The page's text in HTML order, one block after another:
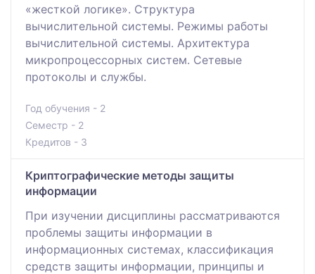
«жесткой логике». Структура
вычислительной системы. Режимы работы
вычислительной системы. Архитектура
микропроцессорных систем. Сетевые
протоколы и службы.
Год обучения - 2
Семестр - 2
Кредитов - 3
Криптографические методы защиты
информации
При изучении дисциплины рассматриваются
проблемы защиты информации в
информационных системах, классификация
средств защиты информации, принципы и